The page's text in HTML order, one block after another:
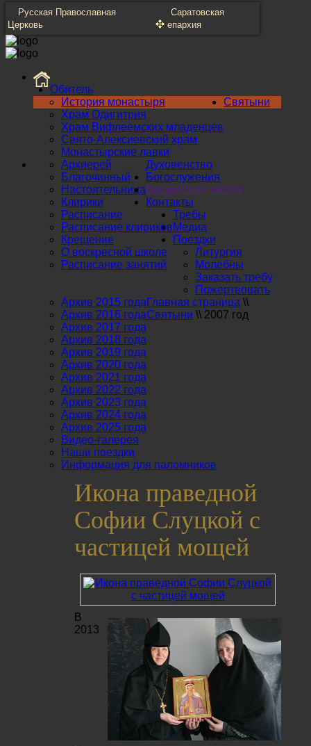
Русская Православная
Церковь
Саратовская
епархия
Обитель
История монастыря
Храм Одигитрия
Храм Вифлеемских младенцев
Свято-Алексиевский храм
Монастырские лавки
Святыни
Духовенство
Архиерей
Благочинный
Настоятельница
Клирики
Богослужения
Расписание
Расписание клириков
Крещение
Воскресная школа
О воскресной школе
Расписание занятий
Контакты
Требы
Литургия
Молебны
Заказать требу
Пожертвовать
Медиа
Архив 2015 года
Архив 2016 года
Архив 2017 года
Архив 2018 года
Архив 2019 года
Архив 2020 года
Архив 2021 года
Архив 2022 года
Архив 2023 года
Архив 2024 года
Архив 2025 года
Видео-галерея
Поездки
Наши поездки
Информация для паломников
Главная страница \\
Святыни \\ 2007 год
Икона праведной
Софии Слуцкой с
частицей мощей
В
2013